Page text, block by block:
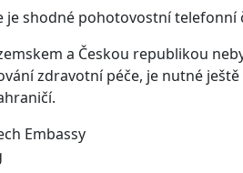
je shodné pohotovostní telefonní
a Českou republikou
zdravotní péče, je nutné
Embassy